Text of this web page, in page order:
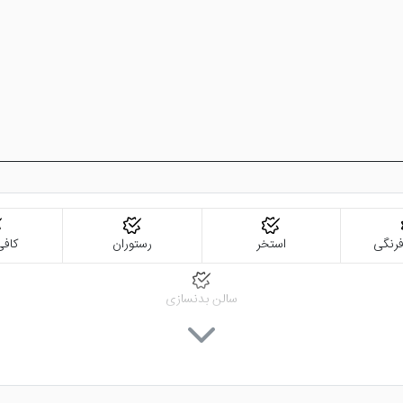
لوکس طراحی شده اند تا جشن های شما را به زیبا ترین شکل ممکن
بهترین انتخاب است. زیرا محیطی مناسب و لوکس جهت برگزاری این
باشید. سالن چشم انداز نگین نکته مهم تری هم دارد. آن هم چشم
می باشد. این مجموعه آبی شامل استخر، سونا، جکوزی، فضای سبز،
تا مجموعه آبی هتل پارسیان کوثر اصفهان اصفهان عاری از هرگونه
استخر رستوران
سالن بدنسازی